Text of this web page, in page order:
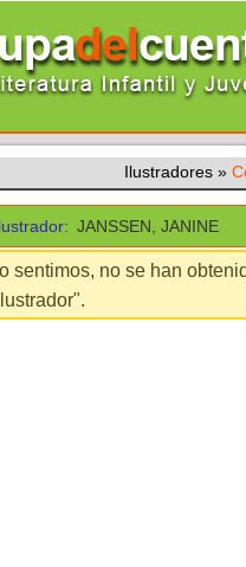
Ilustradores »
JANSSEN, JANINE
sentimos, no se han